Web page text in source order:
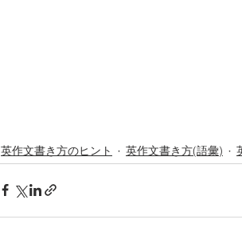
英作文書き方のヒント 英作文書き方(語彙)